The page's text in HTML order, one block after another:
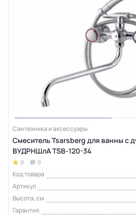
Сантехника и аксессуары
Смеситель Tsarsberg для ванны с
ВУДРНШлА TSB-120-34
0 0
Код товара
Артикул
Высота, см
Гарантия